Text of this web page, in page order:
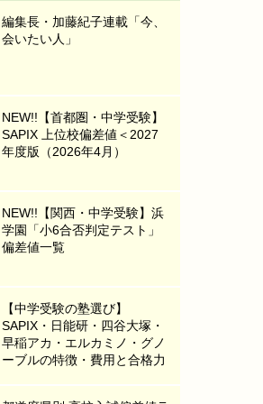
編集長・加藤紀子連載「今、
会いたい人」
NEW!!【首都圏・中学受験】
SAPIX 上位校偏差値＜2027
年度版（2026年4月）
NEW!!【関西・中学受験】浜
学園「小6合否判定テスト」
偏差値一覧
【中学受験の塾選び】
SAPIX・日能研・四谷大塚・
早稲アカ・エルカミノ・グノ
ーブルの特徴・費用と合格力